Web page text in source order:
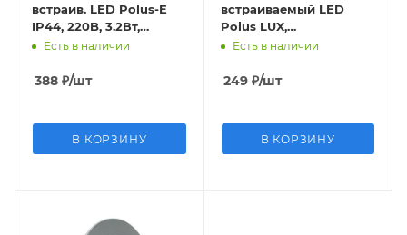
встраив. LED Polus-E
IP44, 220B, 3.2Вт,
3000К, ник.матов.,
Есть в наличии
388 ₽/шт
В КОРЗИНУ
встраиваемый LED
Polus LUX,
220B,3,5Вт,4000К,
Есть в наличии
249₽/шт
В КОРЗИНУ